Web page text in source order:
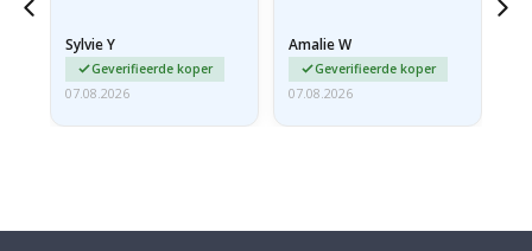
beetje…
Sylvie Y
Geverifieerde koper
07.08.2026
Amalie W
Geverifieerde koper
07.08.2026